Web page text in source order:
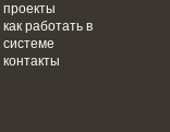
проекты
как работать в
системе
контакты